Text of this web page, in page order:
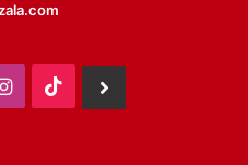
Instagram
TikTok